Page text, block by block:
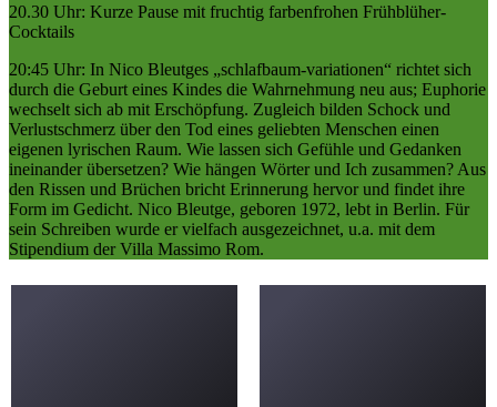
20.30 Uhr: Kurze Pause mit fruchtig farbenfrohen Frühblüher-
Cocktails
20:45 Uhr: In Nico Bleutges „schlafbaum-variationen“ richtet sich
durch die Geburt eines Kindes die Wahrnehmung neu aus; Euphorie
wechselt sich ab mit Erschöpfung. Zugleich bilden Schock und
Verlustschmerz über den Tod eines geliebten Menschen einen
eigenen lyrischen Raum. Wie lassen sich Gefühle und Gedanken
ineinander übersetzen? Wie hängen Wörter und Ich zusammen? Aus
den Rissen und Brüchen bricht Erinnerung hervor und findet ihre
Form im Gedicht. Nico Bleutge, geboren 1972, lebt in Berlin. Für
sein Schreiben wurde er vielfach ausgezeichnet, u.a. mit dem
Stipendium der Villa Massimo Rom.